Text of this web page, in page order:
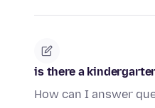
is there a
How can I answer